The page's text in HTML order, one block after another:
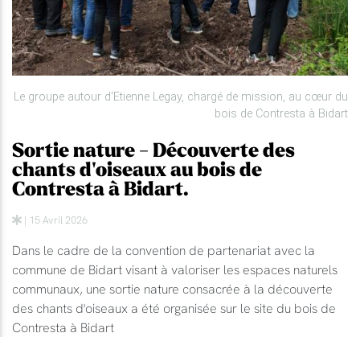
Le groupe autour d'Etienne Legay, chargé de mission, au cœur du
bois de Contresta à Bidart
Sortie nature - Découverte des
chants d'oiseaux au bois de
Contresta à Bidart.
| 15 Avril 2026
Dans le cadre de la convention de partenariat avec la
commune de Bidart visant à valoriser les espaces naturels
communaux, une sortie nature consacrée à la découverte
des chants d'oiseaux a été organisée sur le site du bois de
Contresta à Bidart